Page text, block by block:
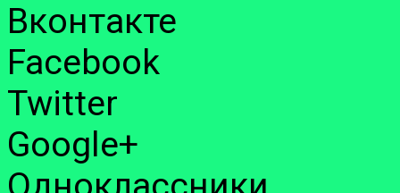
Вконтакте
Facebook
Twitter
Google+